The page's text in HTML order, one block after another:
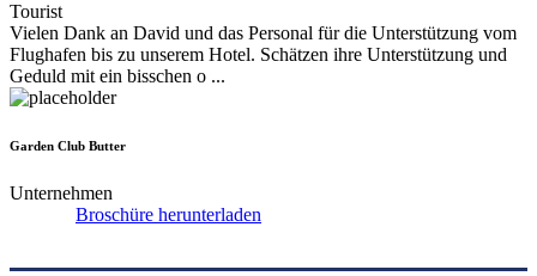
Tourist
Vielen Dank an David und das Personal für die Unterstützung vom
Flughafen bis zu unserem Hotel. Schätzen ihre Unterstützung und
Geduld mit ein bisschen o ...
Garden Club Butter
Unternehmen
Broschüre herunterladen